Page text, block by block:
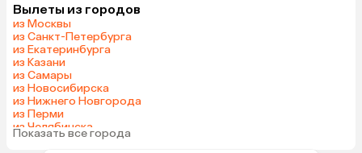
Армения
Казахстан
Узбекистан
Катар
Гонконг
Венгрия
Вылеты из городов
из Москвы
из Санкт-Петербурга
из Екатеринбурга
из Казани
из Самары
из Новосибирска
из Нижнего Новгорода
из Перми
из Челябинска
из Красноярска
Показать все города